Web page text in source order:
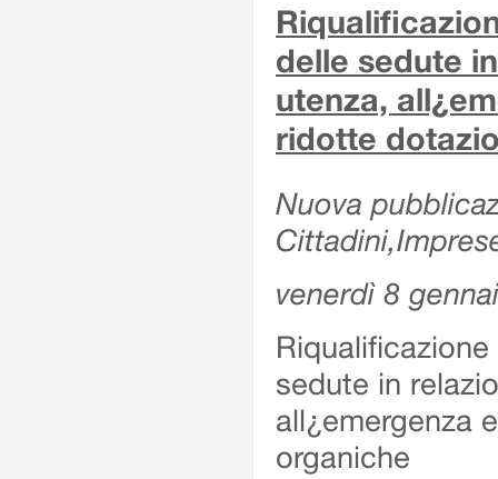
delle sedute
utenza,
ridotte
Nuova
venerdì 8
sedute in
all¿emergenza
organiche